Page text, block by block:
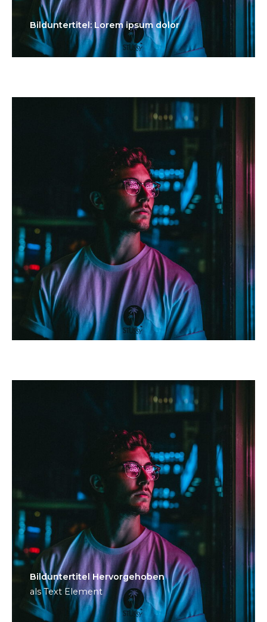
Bilduntertitel: Lorem ipsum dolor
Bild­unter­titel Hervorgehoben
als Text Element